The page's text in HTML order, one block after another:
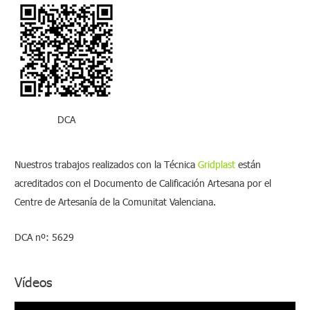
DCA
Nuestros trabajos realizados con la TécnicaGridplast están
acreditados con el Documento de Calificación Artesana por el
Centre de Artesanía de la Comunitat Valenciana.
DCA nº: 5629
Vídeos